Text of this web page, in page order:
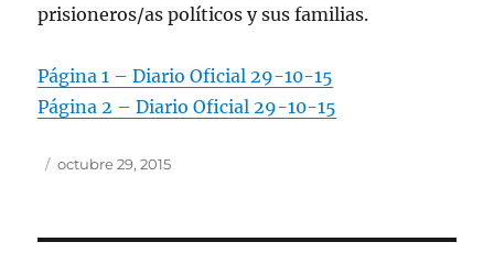
prisioneros/as políticos y sus familias.
Página 1 – Diario Oficial 29-10-15
Página 2 – Diario Oficial 29-10-15
Autor
Publicado
octubre 29, 2015